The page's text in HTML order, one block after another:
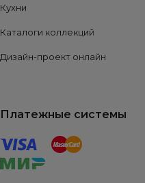
Кухни
Каталоги коллекций
Дизайн-проект онлайн
Платежные системы